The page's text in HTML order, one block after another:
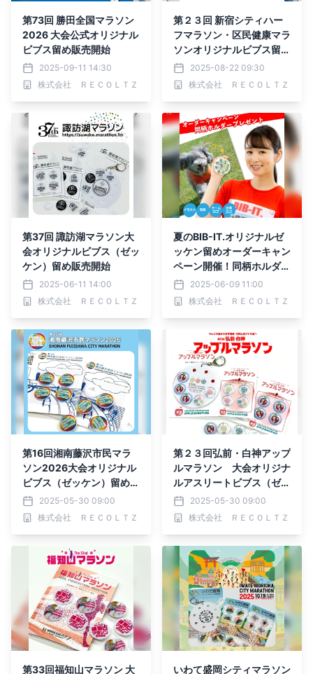
第73回 勝田全国マラソン
2026 大会公式オリジナル
ビブス留め販売開始
2025-09-11 14:30
株式会社 ＲＥＣＯＬＴＺ
第２３回 新宿シティハー
フマラソン・区民健康マラ
ソンオリジナルビブス留め
販売開始2025-08-22 09:30
株式会社 ＲＥＣＯＬＴＺ
第37回 諏訪湖マラソン大
会オリジナルビブス（ゼッ
ケン）留め販売開始
2025-06-11 14:00
株式会社 ＲＥＣＯＬＴＺ
夏のBIB-IT.オリジナルゼ
ッケン留めオーダーキャン
ペーン開催！同柄ホルダー
をプレゼント
2025-06-09 11:00
株式会社 ＲＥＣＯＬＴＺ
第16回湘南藤沢市民マラ
ソン2026大会オリジナル
ビブス（ゼッケン）留め販
売開始2025-05-30 09:00
株式会社 ＲＥＣＯＬＴＺ
第２３回弘前・白神アップ
ルマラソン 大会オリジナ
ルアスリートビブス（ゼッ
ケン）留めを販売
2025-05-30 09:00
株式会社 ＲＥＣＯＬＴＺ
第33回福知山マラソン 大
いわて盛岡シティマラソン